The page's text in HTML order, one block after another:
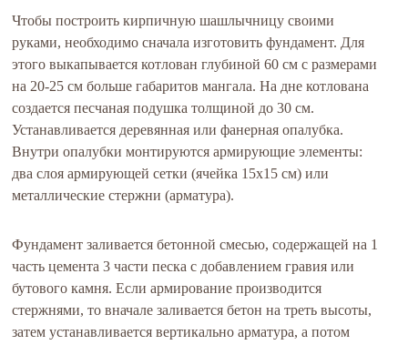
Чтобы построить кирпичную шашлычницу своими
руками, необходимо сначала изготовить фундамент. Для
этого выкапывается котлован глубиной 60 см с размерами
на 20-25 см больше габаритов мангала. На дне котлована
создается песчаная подушка толщиной до 30 см.
Устанавливается деревянная или фанерная опалубка.
Внутри опалубки монтируются армирующие элементы:
два слоя армирующей сетки (ячейка 15х15 см) или
металлические стержни (арматура).
Фундамент заливается бетонной смесью, содержащей на 1
часть цемента 3 части песка с добавлением гравия или
бутового камня. Если армирование производится
стержнями, то вначале заливается бетон на треть высоты,
затем устанавливается вертикально арматура, а потом